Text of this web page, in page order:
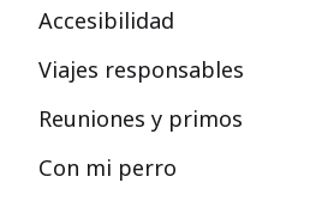
Accesibilidad
Viajes responsables
Reuniones y primos
Con mi perro